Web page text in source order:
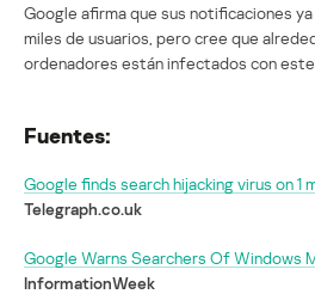
Google afirma que sus notificaciones
miles de usuarios, pero cree que
ordenadores están infectados con este
Fuentes:
Google finds search hijacking virus on 1
Telegraph.co.uk
Google Warns Searchers Of Windows
InformationWeek